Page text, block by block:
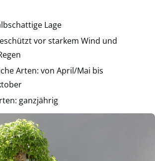
Lage
vor starkem Wind und
Arten: von April/Mai bis
ganzjährig